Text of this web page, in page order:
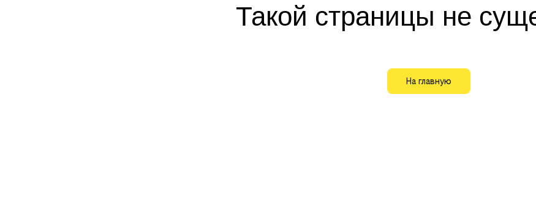
Такой страницы не
На главную